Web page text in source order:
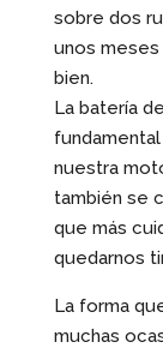
sobre dos
unos meses
bien.
La batería
nuestra
también se
que más
quedarnos
La forma
muchas